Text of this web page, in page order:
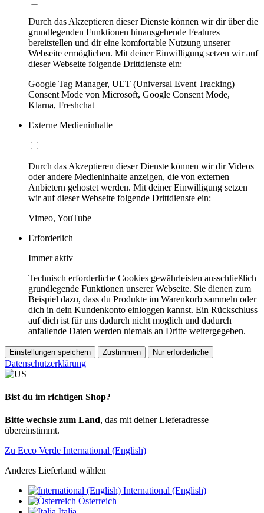
Durch das Akzeptieren dieser Dienste können wir dir über die
grundlegenden Funktionen hinausgehende Features
bereitstellen und dir eine komfortable Nutzung unserer
Webseite ermöglichen. Mit deiner Einwilligung setzen wir auf
dieser Webseite folgende Drittdienste ein:
Google Tag Manager, UET (Universal Event Tracking)
Consent Mode von Microsoft, Google Consent Mode,
Klarna, Freshchat
Externe Medieninhalte
Durch das Akzeptieren dieser Dienste können wir dir Videos
oder andere Medieninhalte anzeigen, die von externen
Anbietern gehostet werden. Mit deiner Einwilligung setzen
wir auf dieser Webseite folgende Drittdienste ein:
Vimeo, YouTube
Erforderlich
Immer aktiv
Technisch erforderliche Cookies gewährleisten ausschließlich
grundlegende Funktionen unserer Webseite. Sie dienen zum
Beispiel dazu, dass du Produkte im Warenkorb sammeln oder
dich in dein Kundenkonto einloggen kannst. Ein Rückschluss
auf dich ist für uns dadurch nicht möglich und dadurch
anfallende Daten werden niemals an Dritte weitergegeben.
Einstellungen speichern Zustimmen Nur erforderliche
Datenschutzerklärung
Bist du im richtigen Shop?
Bitte wechsle zum Land, das mit deiner Lieferadresse
übereinstimmt.
Zu Ecco Verde International (English)
Anderes Lieferland wählen
International (English)
Österreich